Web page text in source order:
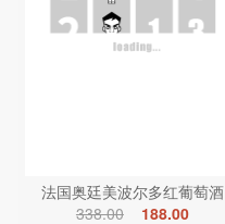
法国奥廷美波尔多红葡萄酒
338.00
188.00